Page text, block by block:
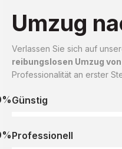
Umzug
Verlassen Sie sich auf
reibungslosen Umzug
Professionalität an erster
Günstig
Professionell